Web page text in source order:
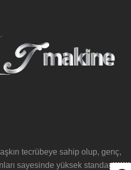
tecrübeye sahip olup, genç,
sayesinde yüksek standartta